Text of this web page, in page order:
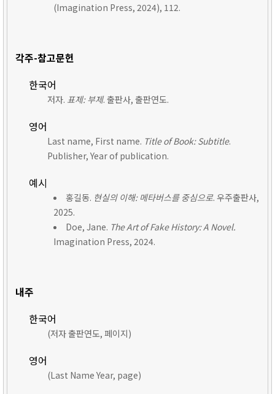
(Imagination Press, 2024), 112.
각주-참고문헌
한국어
저자. 표제: 부제. 출판사, 출판연도.
영어
Last name, First name. Title of Book: Subtitle.
Publisher, Year of publication.
예시
홍길동. 현실의 이해: 메타버스를 중심으로. 우주출판사,
2025.
Doe, Jane. The Art of Fake History: A Novel.
Imagination Press, 2024.
내주
한국어
(저자 출판연도, 페이지)
영어
(Last Name Year, page)